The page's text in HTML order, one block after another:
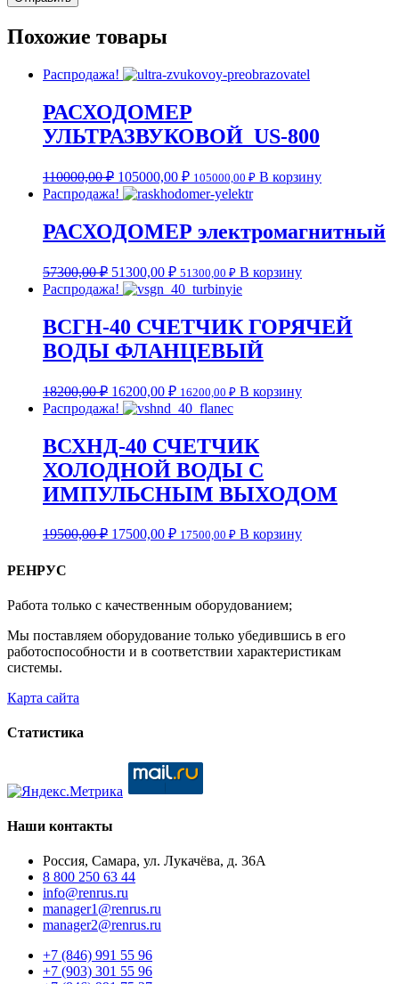
Похожие товары
Распродажа!
РАСХОДОМЕР
УЛЬТРАЗВУКОВОЙ US-800
110000,00₽ 105000,00 ₽ 105000,00 ₽ В корзину
Распродажа!
РАСХОДОМЕР электромагнитный
57300,00₽ 51300,00 ₽ 51300,00 ₽ В корзину
Распродажа!
ВСГН-40 СЧЕТЧИК ГОРЯЧЕЙ
ВОДЫ ФЛАНЦЕВЫЙ
18200,00₽ 16200,00 ₽ 16200,00 ₽ В корзину
Распродажа!
ВСХНД-40 СЧЕТЧИК
ХОЛОДНОЙ ВОДЫ С
ИМПУЛЬСНЫМ ВЫХОДОМ
19500,00₽ 17500,00 ₽ 17500,00 ₽ В корзину
РЕНРУС
Работа только с качественным оборудованием;
Мы поставляем оборудование только убедившись в его
работоспособности и в соответствии характеристикам
системы.
Карта сайта
Статистика
Наши контакты
Россия, Самара, ул. Лукачёва, д. 36А
8 800 250 63 44
info@renrus.ru
manager1@renrus.ru
manager2@renrus.ru
+7 (846) 991 55 96
+7 (903) 301 55 96